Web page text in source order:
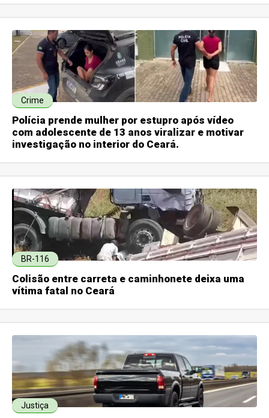
Crime
Polícia prende mulher por estupro após vídeo
com adolescente de 13 anos viralizar e motivar
investigação no interior do Ceará.
BR-116
Colisão entre carreta e caminhonete deixa uma
vítima fatal no Ceará
Justiça